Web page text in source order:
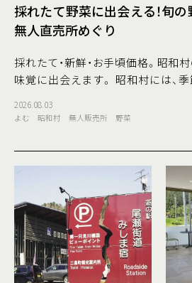
採れたて野菜に出会える！旬
無人直売所めぐり
採れたて・新鮮・お手頃価格。昭和
味覚に出会えます。 昭和村には、季節ごとに採れた新鮮な
丹精込めて育てた野菜を、気軽に、
異なり、訪れるたびに新しい発見
つ。ドライブの途中やお散歩の合
期ならではの旬の味覚に出会って
和
2026.08.03
よむ 昭和村 無人販売所 野菜